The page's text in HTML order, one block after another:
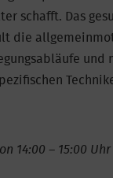
schafft. Das
die
und
14:00 – 15:00